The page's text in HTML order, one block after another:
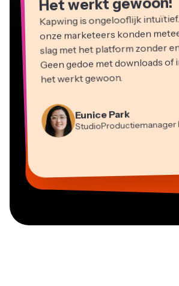
Kapwing is ongelooflijk intuïtief.
onze marketeers konden
slag met het platform zonder
Geen gedoe met downloads of
het werkt gewoon.
StudioProductiemanager
Grant Taleck
Panos Papagapiou
Managing Partner bij
Kerry-lee Farla
Gracie Peng
Heidi Rae
Natasha Ball
Adviseur
Mitch Rawlings
Dina Segovia
Virtuele Freelance Werker